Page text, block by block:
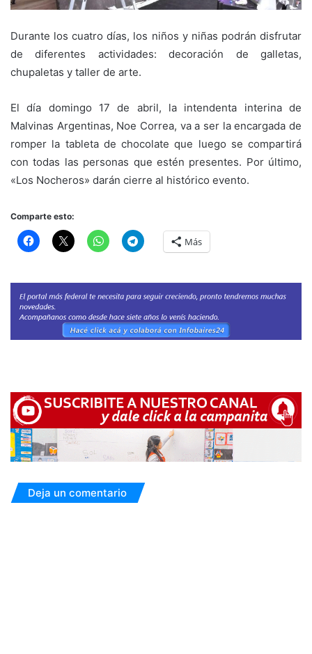
Durante los cuatro días, los niños y niñas podrán disfrutar
de diferentes actividades: decoración de galletas,
chupaletas y taller de arte.
El día domingo 17 de abril, la intendenta interina de
Malvinas Argentinas, Noe Correa, va a ser la encargada de
romper la tableta de chocolate que luego se compartirá
con todas las personas que estén presentes. Por último,
«Los Nocheros» darán cierre al histórico evento.
Comparte esto:
Más
Deja un comentario